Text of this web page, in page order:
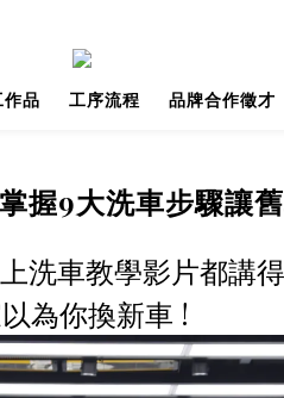
品 工序流程 品牌合作徵才
握9大洗車步驟讓
洗車教學影片都講
為你換新車 !